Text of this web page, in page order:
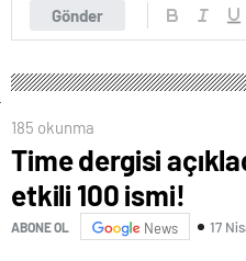
Gönder
185 okunma
Time dergisi
etkili 100 ismi!
ABONE OL News 17